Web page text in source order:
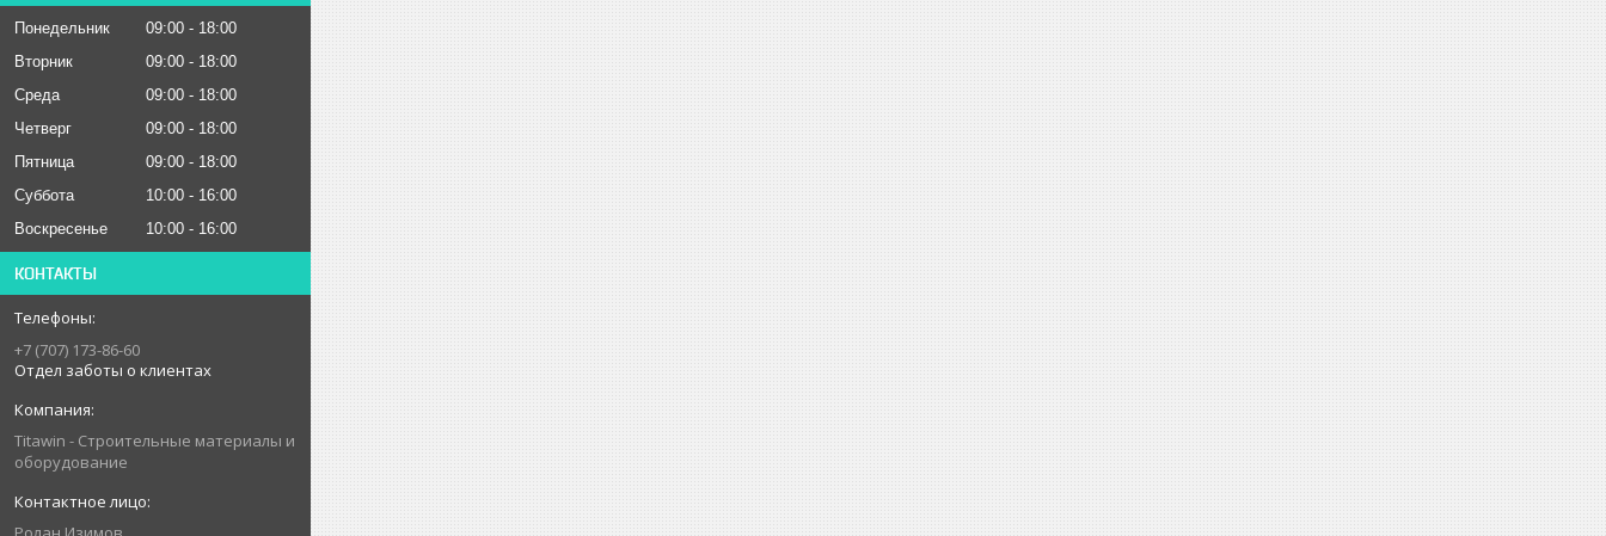
Понедельник 09:00
18:00
Вторник
09:00
18:00
Среда
09:00
18:00
Четверг
09:00
18:00
Пятница
09:00
18:00
Суббота
10:00
16:00
Воскресенье
10:00 16:00
КОНТАКТЫ
+7 (707) 173-86-60
Отдел заботы о клиентах
Titawin - Строительные материалы и
оборудование